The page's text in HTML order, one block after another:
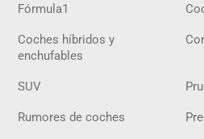
Fórmula1
Coches híbridos y
enchufables
SUV
Rumores de coches